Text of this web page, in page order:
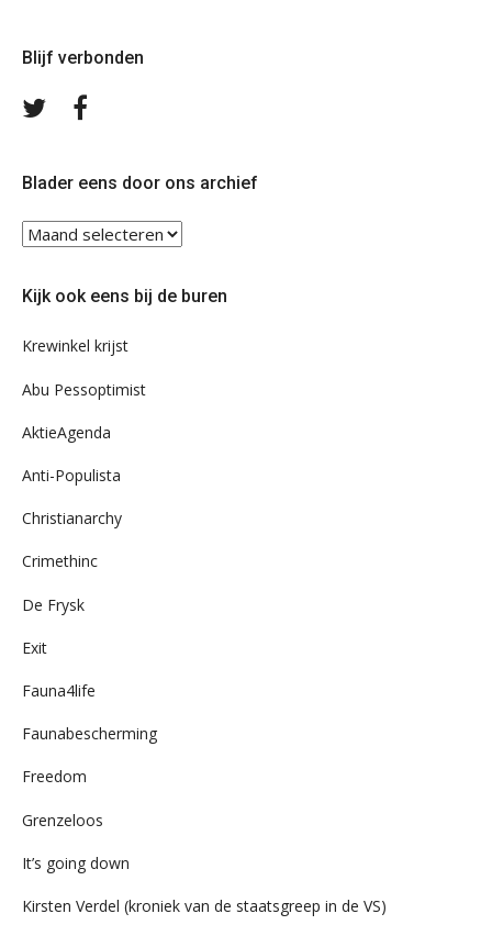
Blijf verbonden
Volg
Blader eens door ons archief
Blader
ons
Kijk ook eens bij de buren
Krewinkel krijst
Abu Pessoptimist
AktieAgenda
Anti-Populista
Christianarchy
Crimethinc
De Frysk
Exit
Fauna4life
Faunabescherming
Freedom
Grenzeloos
It’s going down
Kirsten Verdel (kroniek van de staatsgreep in de VS)